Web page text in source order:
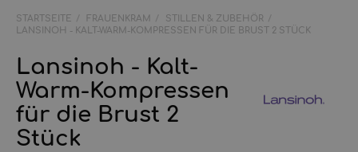
STARTSEITE FRAUENKRAM
STILLEN & ZUBEHÖR
LANSINOH - KALT-WARM-KOMPRESSEN FÜR DIE BRUST 2 STÜCK
Lansinoh - Kalt-
Warm-Kompressen
für die Brust 2
Stück